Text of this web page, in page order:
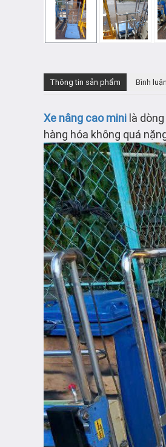
Thông tin sản phẩm Bình luận
Xe nâng cao mini là
hàng hóa không quá